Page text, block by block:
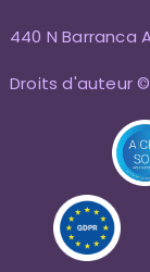
440 N Barranca
Droits d'auteur